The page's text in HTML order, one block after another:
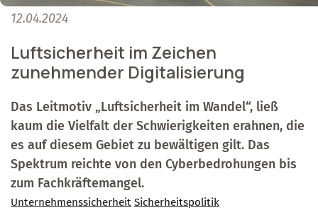
12.04.2024
Luftsicherheit im Zeichen
zunehmender Digitalisierung
Das Leitmotiv „Luftsicherheit im Wandel“, ließ
kaum die Vielfalt der Schwierigkeiten erahnen, die
es auf diesem Gebiet zu bewältigen gilt. Das
Spektrum reichte von den Cyberbedrohungen bis
zum Fachkräftemangel.
Unternehmenssicherheit Sicherheitspolitik